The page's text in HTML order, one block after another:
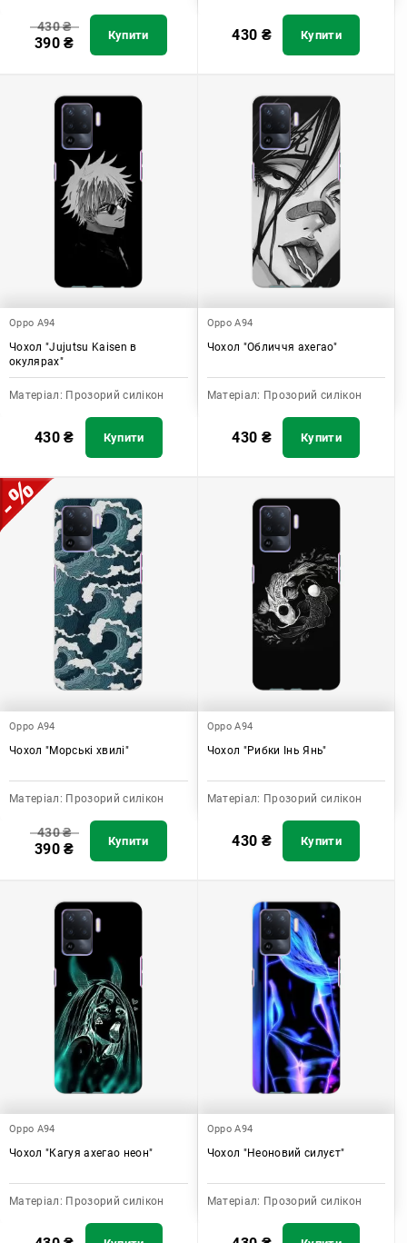
430₴
390₴ Купити 430 ₴ Купити
Oppo A94
Чохол "Jujutsu Kaisen в
окулярах"
Матеріал: Прозорий силікон
430₴ Купити
Oppo A94
Чохол "Обличчя ахегао"
Матеріал: Прозорий силікон
430 ₴ Купити
Oppo A94
Чохол "Морські хвилі"
Матеріал: Прозорий силікон
430₴
390₴ Купити
Oppo A94
Чохол "Рибки Інь Янь"
Матеріал: Прозорий силікон
430 ₴ Купити
Oppo A94
Чохол "Кагуя ахегао неон"
Матеріал: Прозорий силікон
Oppo A94
Чохол "Неоновий силуєт"
Матеріал: Прозорий силікон